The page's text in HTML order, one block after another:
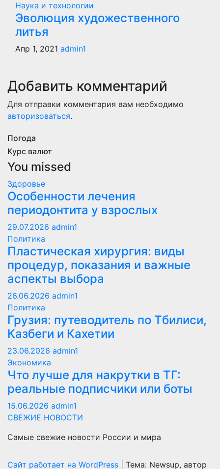
Наука и технологии
Эволюция художественного
литья
Апр 1, 2021 admin1
Добавить комментарий
Для отправки комментария вам необходимо
авторизоваться.
Погода
Курс валют
You missed
Здоровье
Особенности лечения
периодонтита у взрослых
29.07.2026 admin1
Политика
Пластическая хирургия: виды
процедур, показания и важные
аспекты выбора
26.06.2026 admin1
Политика
Грузия: путеводитель по Тбилиси,
Казбеги и Кахетии
23.06.2026 admin1
Экономика
Что лучше для накрутки в ТГ:
реальные подписчики или боты
15.06.2026 admin1
СВЕЖИЕ НОВОСТИ
Самые свежие новости России и мира
Сайт работает на WordPress Тема: Newsup, автор